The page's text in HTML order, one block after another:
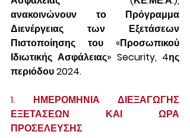
ανακοινώνουν το Πρόγραμμα
Διενέργειας των Εξετάσεων
Πιστοποίησης του «Προσωπικού
Ιδιωτικής Ασφάλειας» Security, 4ης
περιόδου 2024.
1. ΗΜΕΡΟΜΗΝΙΑ ΔΙΕΞΑΓΩΓΗΣ
ΕΞΕΤΑΣΕΩΝ ΚΑΙ ΩΡΑ
ΠΡΟΣΕΛΕΥΣΗΣ